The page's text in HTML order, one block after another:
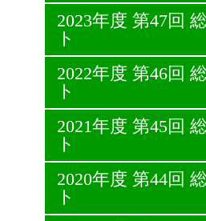
2023年度 第47回
ト
2022年度 第46回
ト
2021年度 第45回
ト
2020年度 第44回
ト